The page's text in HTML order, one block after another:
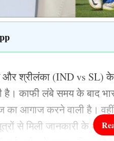
हर नागरिक का
अग्निकांड में सीएम योगी ने
उत्तर प्रदेश न्यूज़
और श्रीलंका (IND vs SL) के
है। काफी लंबे समय के बाद
का आगाज करने वाली है। वहीं
से मिली जानकारी के